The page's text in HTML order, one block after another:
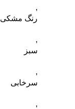
,
رنگ مشکی
,
سبز
,
سرخابی
,